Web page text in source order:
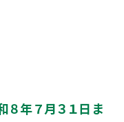
年７月３１日ま